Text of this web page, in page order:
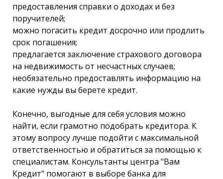
предоставления справки о доходах и без
поручителей;
можно погасить кредит досрочно или продлить
срок погашения;
предлагается заключение страхового договора
на недвижимость от несчастных случаев;
необязательно предоставлять информацию на
какие нужды вы берете кредит.
Конечно, выгодные для себя условия можно
найти, если грамотно подобрать кредитора. К
этому вопросу лучше подойти с максимальной
ответственностью и обратиться за помощью к
специалистам. Консультанты центра "Вам
Кредит" помогают в выборе банка для